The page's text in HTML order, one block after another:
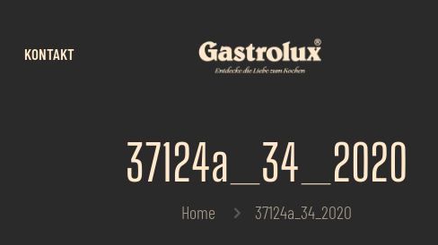
KONTAKT
37124a_34_2020
Home 37124a_34_2020